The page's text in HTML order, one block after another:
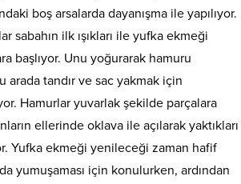
boş arsalarda dayanışma ile yapılıyor.
sabahın ilk ışıkları ile yufka ekmeği
başlıyor. Unu yoğurarak hamuru
arada tandır ve sac yakmak için
Hamurlar yuvarlak şekilde parçalara
ellerinde oklava ile açılarak yaktıkları
Yufka ekmeği yenileceği zaman hafif
yumuşaması için konulurken, ardından